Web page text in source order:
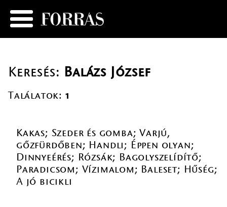
Keresés: Balázs József
Találatok: 1
Kakas; Szeder és gomba; Varjú,
gőzfürdőben; Handli; Éppen olyan;
Dinnyeérés; Rózsák; Bagolyszelídítő;
Paradicsom; Vízimalom; Baleset; Hűség;
A jó bicikli